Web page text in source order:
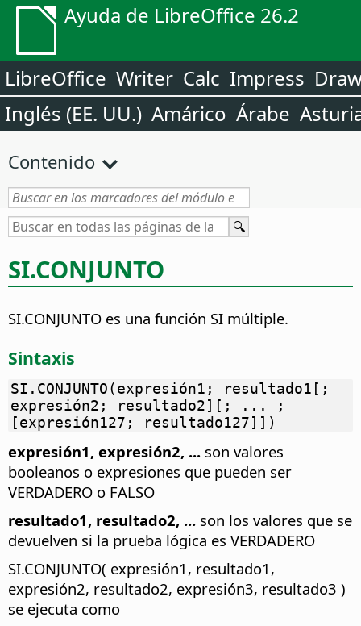
Ayuda de LibreOffice 26.2
LibreOffice Writer Calc Impress
Inglés (EE. UU.) Amárico Árabe
Contenido
SI.CONJUNTO
SI.CONJUNTO es una función SI múltiple.
Sintaxis
SI.CONJUNTO(expresión1; resultado1[;
expresión2; resultado2][; ... ;
[expresión127; resultado127]])
expresión1, expresión2, ... son valores
booleanos o expresiones que pueden ser
VERDADERO o FALSO
resultado1, resultado2, ... son los valores que se
devuelven si la prueba lógica es VERDADERO
SI.CONJUNTO( expresión1, resultado1,
expresión2, resultado2, expresión3, resultado3 )
se ejecuta como